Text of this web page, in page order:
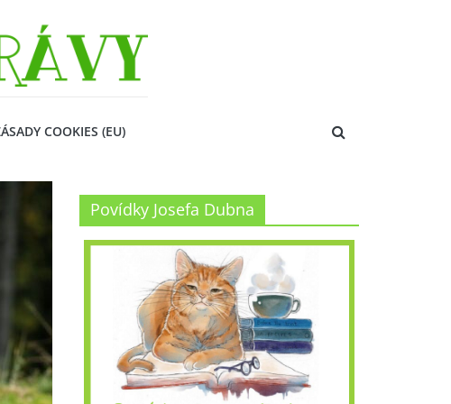
COOKIES (EU)
Povídky Josefa Dubna